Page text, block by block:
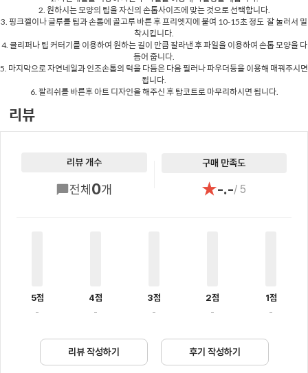
2. 원하시는 모양의 팁을 자신의 손톱사이즈에 맞는 것으로 선택합니다.
3. 핑크젤이나 글루를 팁과 손톱에 골고루 바른 후 프리엣지에 붙여 10-15초 정도 잘 눌러서 밀
착시킵니다.
4. 클리퍼나 팁 커터기를 이용하여 원하는 길이 만큼 잘라낸 후 파일을 이용하여 손톱 모양을 다
듬어 줍니다.
5. 마지막으로 자연네일과 인조손톱의 턱을 다듬은 다음 필러나 파우더등을 이용해 매꿔주시면
됩니다.
6. 팔리쉬를 바른후 아트 디자인을 해주신 후 탑코트로 마무리하시면 됩니다.
리뷰
리뷰 개수
전체 0개
구매 만족도
★-.-/ 5
5점
-
4점
-
3점
-
2점
-
1점
-
리뷰 작성하기 후기 작성하기